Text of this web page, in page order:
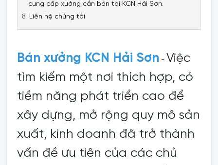
cung cấp xưởng cần bán tại KCN Hải Sơn.
Liên hệ chúng tôi
Bán xưởng KCN Hải Sơn - Việc
tìm kiếm một nơi thích hợp, có
tiềm năng phát triển cao để
xây dựng, mở rộng quy mô sản
xuất, kinh doanh đã trở thành
vấn đề ưu tiên của các chủ